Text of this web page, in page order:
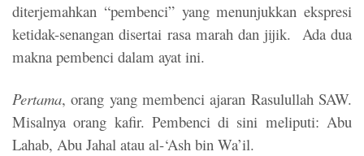
diterjemahkan “pembenci” yang menunjukkan ekspresi
ketidak-senangan disertai rasa marah dan jijik. Ada dua
makna pembenci dalam ayat ini.
Pertama, orang yang membenci ajaran Rasulullah SAW.
Misalnya orang kafir. Pembenci di sini meliputi: Abu
Lahab, Abu Jahal atau al-‘Ash bin Wa’il.